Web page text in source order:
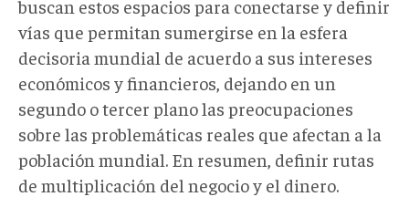
buscan estos espacios para conectarse y definir
vías que permitan sumergirse en la esfera
decisoria mundial de acuerdo a sus intereses
económicos y financieros, dejando en un
segundo o tercer plano las preocupaciones
sobre las problemáticas reales que afectan a la
población mundial. En resumen, definir rutas
de multiplicación del negocio y el dinero.